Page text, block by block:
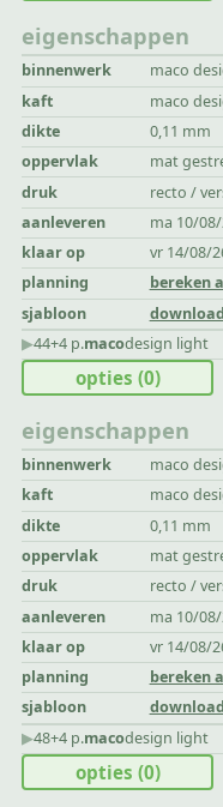
eigenschappen
binnenwerk maco
kaft
maco
dikte
0,11 mm
oppervlak
mat
druk
recto /
aanleveren
ma 10/
klaar op
vr 14/08/
planning
bereken
sjabloon
download
▶︎44+4 p.macodesign light
eigenschappen
binnenwerk maco
kaft
maco
dikte
0,11 mm
oppervlak
mat
druk
recto /
aanleveren
ma 10/
klaar op
vr 14/08/
planning
bereken
sjabloon
download
opties (0)
▶︎48+4 p.macodesign light
opties (0)